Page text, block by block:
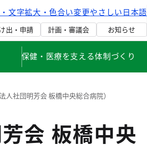
文字拡大・色合い変更やさしい日本語
出・申請 計画・審議会 お知らせ
保健・医療を支える体制づくり
社団明芳会 板橋中央総合病院）
会 板橋中央